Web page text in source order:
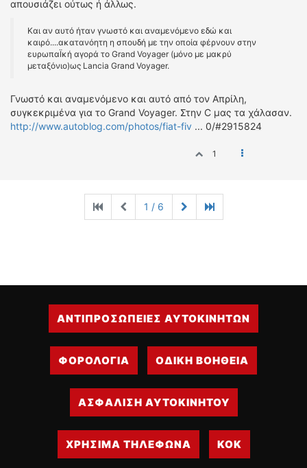
απουσιάζει ούτως ή άλλως.
Και αν αυτό ήταν γνωστό και αναμενόμενο εδώ και
καιρό....ακατανόητη η σπουδή με την οποία φέρνουν στην
ευρωπαΪκή αγορά το Grand Voyager (μόνο με μακρύ
μεταξόνιο)ως Lancia Grand Voyager.
Γνωστό και αναμενόμενο και αυτό από τον Απρίλη,
συγκεκριμένα για το Grand Voyager. Στην C μας τα χάλασαν.
http://www.autoblog.com/photos/fiat-fiv ... 0/#2915824
1
1 / 6
ΑΝΤΙΠΡΟΣΩΠΕΙΕΣ ΑΥΤΟΚΙΝΗΤΩΝ
ΦΟΡΟΛΟΓΙΑ ΟΔΙΚΗ ΒΟΗΘΕΙΑ
ΑΣΦΑΛΙΣΗ ΑΥΤΟΚΙΝΗΤΟΥ
ΧΡΗΣΙΜΑ ΤΗΛΕΦΩΝΑ ΚΟΚ